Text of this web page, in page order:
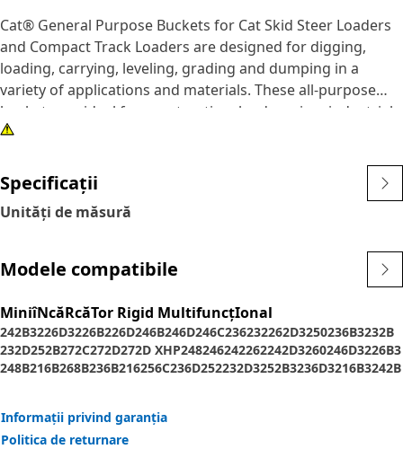
Cat® General Purpose Buckets for Cat Skid Steer Loaders
and Compact Track Loaders are designed for digging,
loading, carrying, leveling, grading and dumping in a
variety of applications and materials. These all-purpose
buckets are ideal for construction, landscaping, industrial
and more aggressive demolition applications.
Specificații
Unități de măsură
Modele compatibile
MiniîNcăRcăTor Rigid MultifuncţIonal
242B3226D3226B226D246B246D246C236232262D3250236B3232B
232D252B272C272D272D XHP248246242262242D3260246D3226B3
248B216B268B236B216256C236D252232D3252B3236D3216B3242B
Informații privind garanția
Politica de returnare